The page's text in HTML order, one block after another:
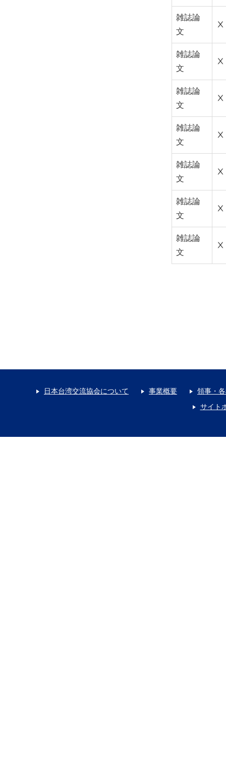
雑誌論
文
Ⅹ
雑誌論
文
Ⅹ
雑誌論
文
Ⅹ
雑誌論
文
Ⅹ
雑誌論
文
Ⅹ
雑誌論
文
Ⅹ
雑誌論
文
Ⅹ
日本台湾交流協会について 事業概要 領事・
サイト